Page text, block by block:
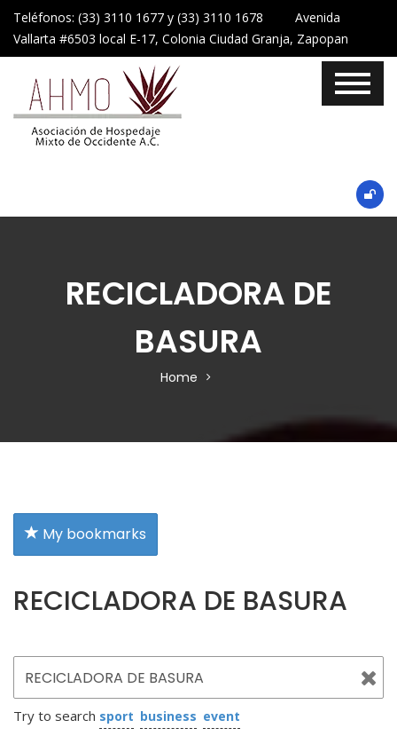
Teléfonos: (33) 3110 1677 y (33) 3110 1678 Avenida
Vallarta #6503 local E-17, Colonia Ciudad Granja, Zapopan
RECICLADORA DE
BASURA
Home
My bookmarks
RECICLADORA DE BASURA
Try to search sport business event